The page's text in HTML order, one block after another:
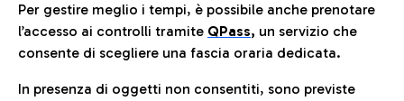
Per gestire meglio i tempi, è possibile anche prenotare
l’accesso ai controlli tramite QPass, un servizio che
consente di scegliere una fascia oraria dedicata.
In presenza di oggetti non consentiti, sono previste